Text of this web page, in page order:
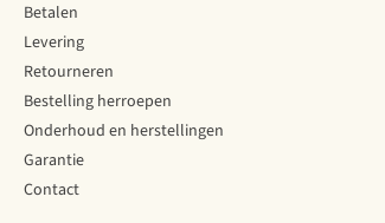
Betalen
Levering
Retourneren
Bestelling herroepen
Onderhoud en herstellingen
Garantie
Contact